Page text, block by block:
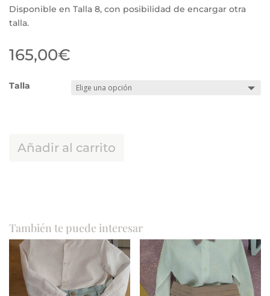
Disponible en Talla 8, con posibilidad de encargar otra
talla.
165,00€
Talla
Añadir al carrito
También te puede interesar